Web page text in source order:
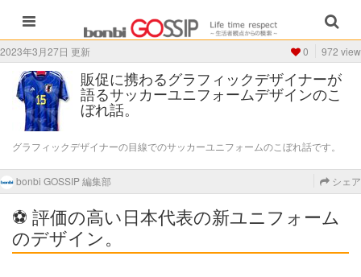
2023年3月27日 更新 0 972 view
販促に携わるグラフィックデザイナーが
語るサッカーユニフォームデザインのこ
ぼれ話。
グラフィックデザイナーの目線でのサッカーユニフォームのこぼれ話です。
bonbi GOSSIP 編集部 シェア
⚽ 評価の高い日本代表の新ユニフォーム
のデザイン。